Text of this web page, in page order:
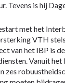
Tevens is hij
met het
VTH
van het IBP is
Vanuit
zes